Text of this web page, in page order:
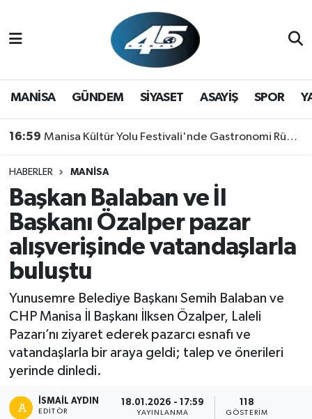
MANİSA GÜNDEM SİYASET ASAYİŞ SPOR
16:59 Manisa Kültür Yolu Festivali'nde Gastronomi Rüzgarı: Lezzetin Yıldızı "Manisa Kebabı" Oldu!
HABERLER MANİSA
Başkan Balaban ve İl
Başkanı Özalper pazar
alışverişinde vatandaşlarla
buluştu
Yunusemre Belediye Başkanı Semih Balaban ve
CHP Manisa İl Başkanı İlksen Özalper, Laleli
Pazarı’nı ziyaret ederek pazarcı esnafı ve
vatandaşlarla bir araya geldi; talep ve önerileri
yerinde dinledi.
İSMAIL AYDIN
EDITÖR
18.01.2026 - 17:59
YAYINLANMA
118
GÖSTERIM
GÜNDEM
SPOR
YAŞAM
RESMİ REKLAM
Hava Durumu
Trafik Durumu
Son Dakika Haberleri
Haber Arşivi